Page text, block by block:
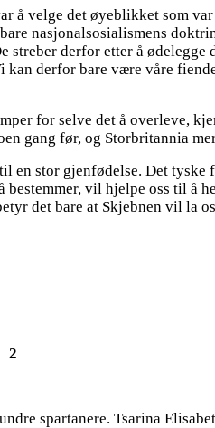
å velge det øyeblikket som
nasjonalsosialismens
derfor etter å
derfor bare være våre
for selve det å overleve,
gang før, og Storbritannia
stor gjenfødelse. Det tyske
vil hjelpe oss til å
det bare at Skjebnen vil la
2
spartanere. Tsarina